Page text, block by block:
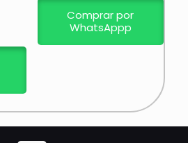
Comprar por
WhatsAppp